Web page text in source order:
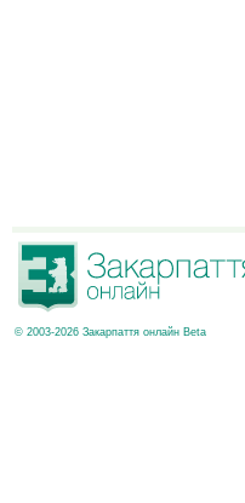
© 2003-2026 Закарпаття онлайн Beta